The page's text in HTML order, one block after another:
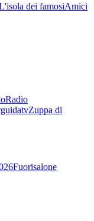
dei famosiAmici
Radio
Zuppa di
Fuorisalone